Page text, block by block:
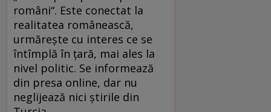
români“. Este conectat la
realitatea românească,
urmărește cu interes ce se
întîmplă în țară, mai ales la
nivel politic. Se informează
din presa online, dar nu
neglijează nici știrile din